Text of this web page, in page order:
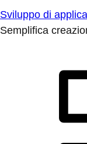
Sviluppo di
Semplifica